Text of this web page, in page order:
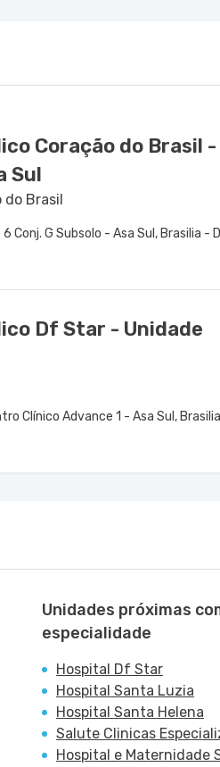
Coração do Brasil -
Sul
do Brasil
Conj. G Subsolo - Asa Sul, Brasilia -
Df Star - Unidade
Clínico Advance 1 - Asa Sul,
Unidades próximas
especialidade
Hospital Df Star
Hospital Santa Luzia
Hospital Santa Helena
Salute Clinicas
Hospital e Maternidade